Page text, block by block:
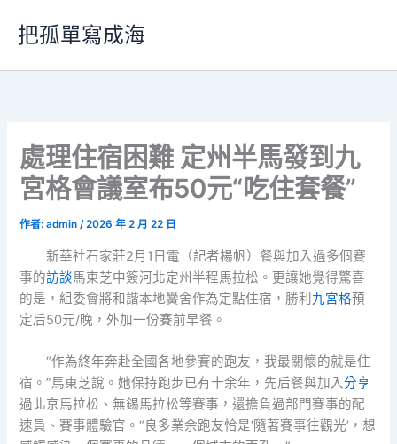
要
把孤單寫成海
處理住宿困難 定州半馬發到九
宮格會議室布50元“吃住套餐”
作者:admin/2026 年 2 月 22 日
新華社石家莊2月1日電（記者楊帆）餐與加入過多個賽
事的訪談馬東芝中簽河北定州半程馬拉松。更讓她覺得驚喜
的是，組委會將和諧本地黌舍作為定點住宿，勝利 九宮格預
定后50元/晚，外加一份賽前早餐。
“作為終年奔赴全國各地參賽的跑友，我最關懷的就是住
宿。”馬東芝說。她保持跑步已有十余年，先后餐與加入分享
過北京馬拉松、無錫馬拉松等賽事，還擔負過部門賽事的配
速員、賽事體驗官。“良多業余跑友恰是‘隨著賽事往觀光’，想